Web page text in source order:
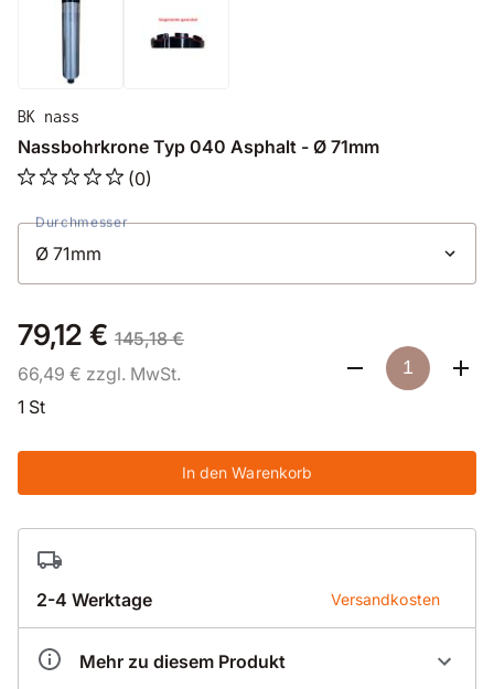
BK nass
Nassbohrkrone Typ 040 Asphalt - Ø 71mm
(0)
Durchmesser
79,12 € 145,18 €
66,49 € zzgl. MwSt.
1 St
In den Warenkorb
2-4 Werktage Versandkosten
Mehr zu diesem Produkt